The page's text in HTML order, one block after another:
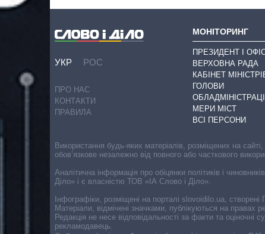
УКР РОС
ПРО НАС
КОНТАКТИ
ПРАВИЛА
МОНІТОРИНГ
ПРЕЗИДЕНТ І
ВЕРХОВНА РАДА
КАБІНЕТ
ГОЛОВИ
МЕРИ МІСТ
ВСІ ПЕРСОНИ
Використання будь-яких матеріалів, розміщених на
обов’язкове незалежно від повного або часткового
Аналітична інформація про обіцянки політиків і
Діло» і є власністю ТОВ «ІА Слово і Діло».
Інфографіки, розміщені на порталі slovoidilo.ua,
Матеріали, відмічені значками, публікуються на
Редакція не несе відповідальності за факти та
рекламодавець.